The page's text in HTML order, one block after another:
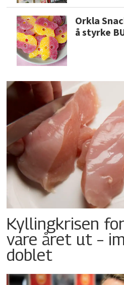
Orkla
å styrke
Kyllingkrisen
vare året ut –
doblet